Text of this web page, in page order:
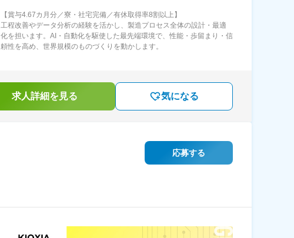
【賞与4.67カ月分／寮・社宅完備／有休取得率8割以上】
工程改善やデータ分析の経験を活かし、製造プロセス全体の設計・最適
化を担います。AI・自動化を駆使した最先端環境で、性能・歩留まり・信
頼性を高め、世界規模のものづくりを動かします。
求人詳細を見る 気になる
応募する